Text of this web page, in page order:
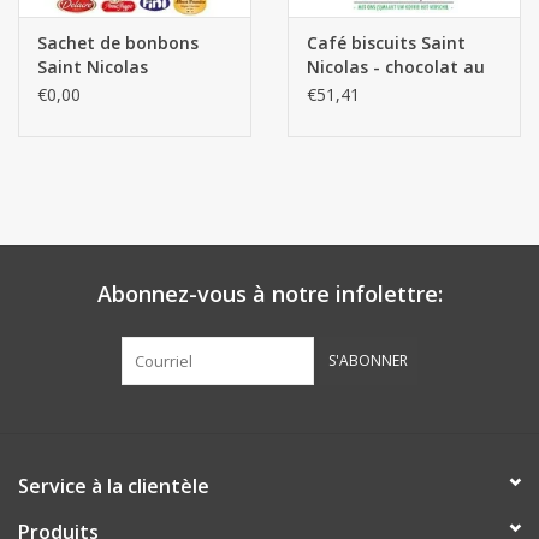
Sachet de bonbons
Saint Nicolas
€0,00
Café biscuits Saint
Nicolas - chocolat au
lait ±375pcs.
€51,41
Abonnez-vous à notre infolettre:
S'ABONNER
Service à la clientèle
Produits